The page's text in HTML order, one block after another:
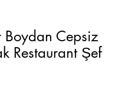
Cepsiz
Restaurant Şef